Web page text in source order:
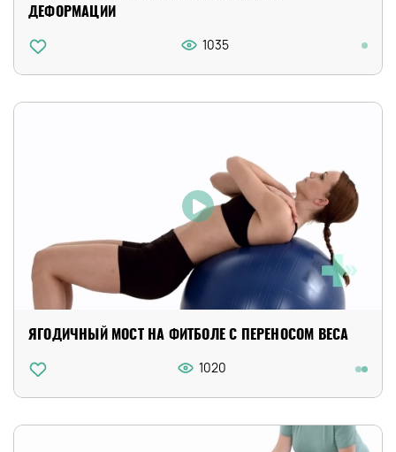
ДЕФОРМАЦИИ
1035
ЯГОДИЧНЫЙ МОСТ НА ФИТБОЛЕ С ПЕРЕНОСОМ ВЕСА
1020